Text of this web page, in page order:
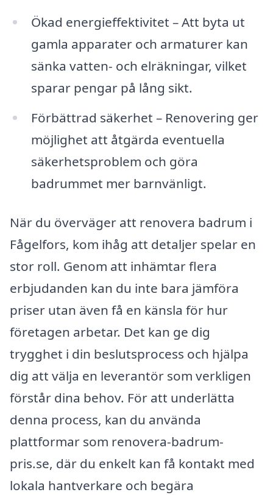
Ökad energieffektivitet – Att byta ut
gamla apparater och armaturer kan
sänka vatten- och elräkningar, vilket
sparar pengar på lång sikt.
Förbättrad säkerhet – Renovering ger
möjlighet att åtgärda eventuella
säkerhetsproblem och göra
badrummet mer barnvänligt.
När du överväger att renovera badrum i
Fågelfors, kom ihåg att detaljer spelar en
stor roll. Genom att inhämtar flera
erbjudanden kan du inte bara jämföra
priser utan även få en känsla för hur
företagen arbetar. Det kan ge dig
trygghet i din beslutsprocess och hjälpa
dig att välja en leverantör som verkligen
förstår dina behov. För att underlätta
denna process, kan du använda
plattformar som renovera-badrum-
pris.se, där du enkelt kan få kontakt med
lokala hantverkare och begära